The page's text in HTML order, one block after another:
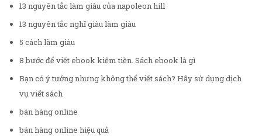
13 nguyên tắc làm giàu của napoleon hill
13 nguyên tắc nghĩ giàu làm giàu
5 cách làm giàu
8 bước để viết ebook kiếm tiền. Sách ebook là gì
Bạn có ý tưởng nhưng không thể viết sách? Hãy sử dụng dịch
vụ viết sách
bán hàng online
bán hàng online hiệu quả